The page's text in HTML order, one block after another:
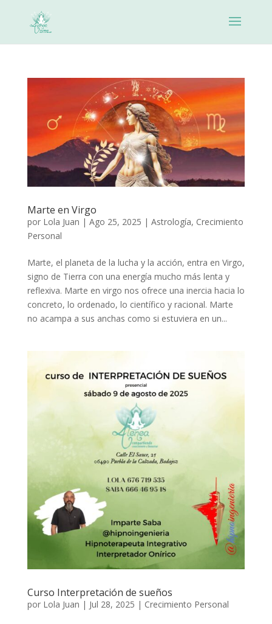
Marte en Virgo
por Lola Juan | Ago 25, 2025 | Astrología, Crecimiento
Personal
Marte, el planeta de la lucha y la acción, entra en Virgo,
signo de Tierra con una energía mucho más lenta y
reflexiva. Marte en virgo nos ofrece una inercia hacia lo
concreto, lo ordenado, lo científico y racional. Marte
no acampa a sus anchas como si estuviera en un...
Curso Interpretación de sueños
por Lola Juan | Jul 28, 2025 | Crecimiento Personal